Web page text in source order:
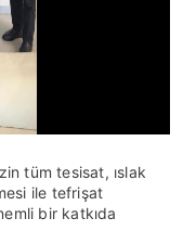
tüm tesisat, ıslak
ile tefrişat
bir katkıda